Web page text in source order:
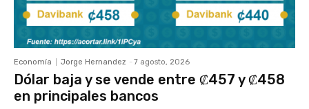
Economía Jorge Hernandez - 7 agosto, 2026
Dólar baja y se vende entre ₡457 y ₡458
en principales bancos